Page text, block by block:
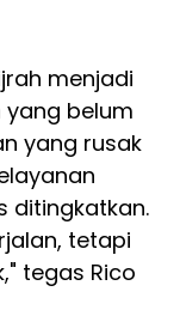
menjadi
yang belum
yang rusak
ditingkatkan.
tetapi
tegas Rico